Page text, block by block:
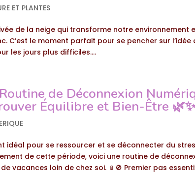
ET PLANTES
de la neige qui transforme notre environnement
C’est le moment parfait pour se pencher sur l’idée
les jours plus difficiles....
de Déconnexion
Équilibre et Bien-Être 🌿✨
idéal pour se ressourcer et se déconnecter du
de cette période, voici une routine de
vacances loin de chez soi. 📱🚫 Premier pas